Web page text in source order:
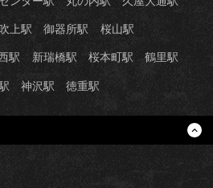
吹上駅 御器所駅 桜山駅
駅 新瑞橋駅 桜本町駅 鶴里駅
神沢駅 徳重駅